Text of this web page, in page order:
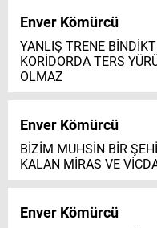
Enver Kömürcü
YANLIŞ TRENE
KORİDORDA TERS
OLMAZ
Enver Kömürcü
BİZİM MUHSİN BİR
KALAN MİRAS VE
Enver Kömürcü